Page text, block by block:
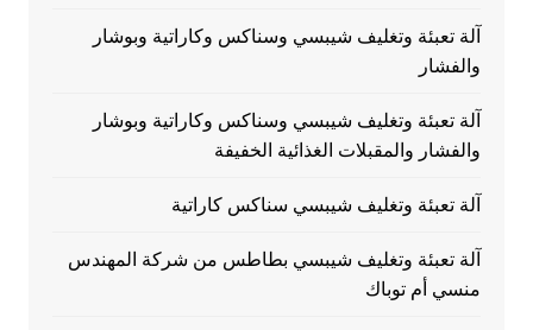
آلة تعبئة وتغليف شيبسي وسناكس وكاراتية وبوشار
والفشار
آلة تعبئة وتغليف شيبسي وسناكس وكاراتية وبوشار
والفشار والمقبلات الغذائية الخفيفة
آلة تعبئة وتغليف شيبسي سناكس كاراتية
آلة تعبئة وتغليف شيبسي بطاطس من شركة المهندس
منسي أم توباك